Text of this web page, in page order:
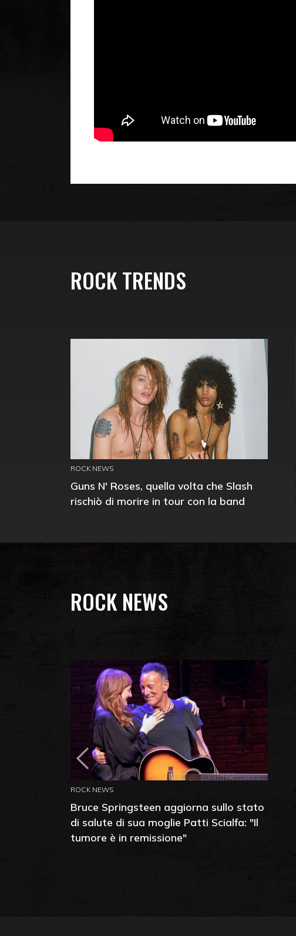
ROCK TRENDS
ROCK NEWS
Guns N' Roses, quella volta che Slash
rischiò di morire in tour con la band
ROCK NEWS
ROCK NEWS
Bruce Springsteen aggiorna sullo stato
di salute di sua moglie Patti Scialfa: "Il
tumore è in remissione"